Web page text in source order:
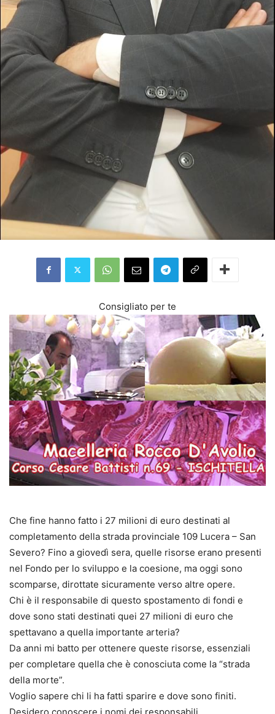
Consigliato per te
Che fine hanno fatto i 27 milioni di euro destinati al
completamento della strada provinciale 109 Lucera – San
Severo? Fino a giovedì sera, quelle risorse erano presenti
nel Fondo per lo sviluppo e la coesione, ma oggi sono
scomparse, dirottate sicuramente verso altre opere.
Chi è il responsabile di questo spostamento di fondi e
dove sono stati destinati quei 27 milioni di euro che
spettavano a quella importante arteria?
Da anni mi batto per ottenere queste risorse, essenziali
per completare quella che è conosciuta come la “strada
della morte”.
Voglio sapere chi li ha fatti sparire e dove sono finiti.
Desidero conoscere i nomi dei responsabili.